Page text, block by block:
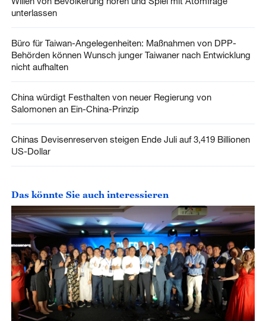
unterlassen
Büro für Taiwan-Angelegenheiten: Maßnahmen von DPP-
Behörden können Wunsch junger Taiwaner nach Entwicklung
nicht aufhalten
China würdigt Festhalten von neuer Regierung von
Salomonen an Ein-China-Prinzip
Chinas Devisenreserven steigen Ende Juli auf 3,419 Billionen
US-Dollar
Das könnte Sie auch interessieren